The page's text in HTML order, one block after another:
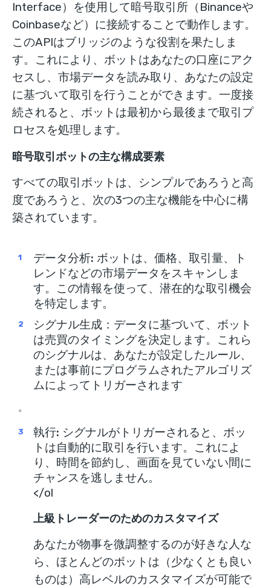
Interface）を使用して暗号取引所（Binanceや
Coinbaseなど）に接続することで動作します。
このAPIはブリッジのような役割を果たしま
す。これにより、ボットはあなたの口座にアク
セスし、市場データを読み取り、あなたの設定
に基づいて取引を行うことができます。一度接
続されると、ボットは最初から最後まで取引プ
ロセスを処理します。
暗号取引ボットの主な構成要素
すべての取引ボットは、シンプルであろうと高
度であろうと、次の3つの主な機能を中心に構
築されています。
データ分析: ボットは、価格、取引量、ト
レンドなどの市場データをスキャンしま
す。この情報を使って、潜在的な取引機会
を特定します。
シグナル生成 ：データに基づいて、ボット
は売買のタイミングを決定します。これら
のシグナルは、あなたが設定したルール、
または事前にプログラムされたアルゴリズ
ムによってトリガーされます
。
執行: シグナルがトリガーされると、ボッ
トは自動的に取引を行います。これによ
り、時間を節約し、画面を見ていない間に
チャンスを逃しません。
</ol
上級トレーダーのためのカスタマイズ
あなたが物事を微調整するのが好きな人な
ら、ほとんどのボットは（少なくとも良い
ものは）高レベルのカスタマイズが可能で